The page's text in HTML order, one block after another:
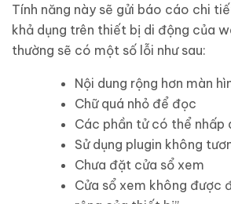
Tính năng này sẽ gửi báo cáo chi
khả dụng trên thiết bị di động của
thường sẽ có một số lỗi như sau:
Nội dung rộng hơn màn
Chữ quá nhỏ để đọc
Các phần tử có thể nhấp
Sử dụng plugin không
Chưa đặt cửa sổ xem
Cửa sổ xem không được